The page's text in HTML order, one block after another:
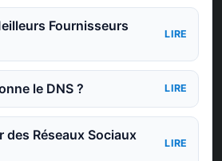
Fournisseurs
LIRE
le DNS ? LIRE
des Réseaux Sociaux
LIRE